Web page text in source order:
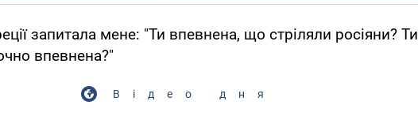
запитала мене: "Ти впевнена, що стріляли росіяни? Ти
впевнена?"
Відео дня